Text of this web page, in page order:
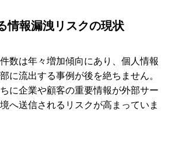
情報漏洩リスクの現状
数は年々増加傾向にあり、個人情報
に流出する事例が後を絶ちません。
に企業や顧客の重要情報が外部サー
へ送信されるリスクが高まっていま